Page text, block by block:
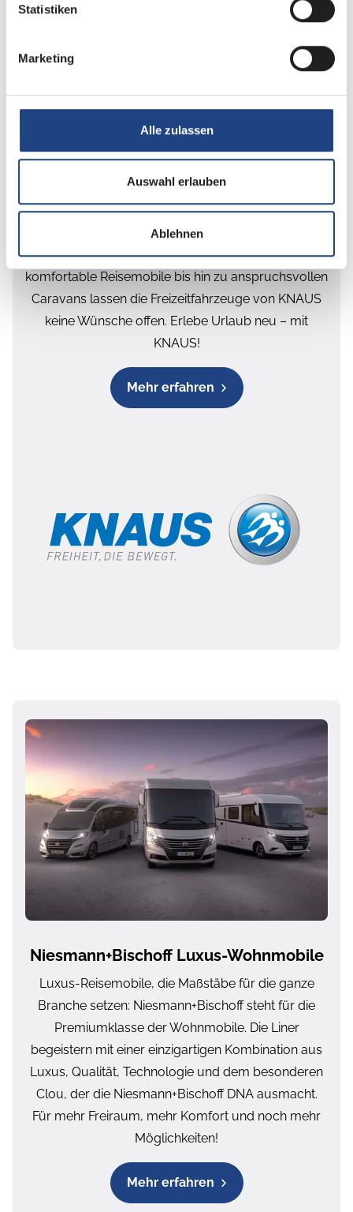
Statistiken
Marketing
Alle zulassen
Auswahl erlauben
Ablehnen
KNAUS Wohnmobile und Wohnwagen
Jederzeit und überall zu Hause sein: Die Marke
KNAUS steht seit über 60 Jahren für Freiheit, die
bewegt. Von kompakten Camper Vans über
komfortable Reisemobile bis hin zu anspruchsvollen
Caravans lassen die Freizeitfahrzeuge von KNAUS
keine Wünsche offen. Erlebe Urlaub neu – mit
KNAUS!
Mehr erfahren
Niesmann+Bischoff Luxus-Wohnmobile
Luxus-Reisemobile, die Maßstäbe für die ganze
Branche setzen: Niesmann+Bischoff steht für die
Premiumklasse der Wohnmobile. Die Liner
begeistern mit einer einzigartigen Kombination aus
Luxus, Qualität, Technologie und dem besonderen
Clou, der die Niesmann+Bischoff DNA ausmacht.
Für mehr Freiraum, mehr Komfort und noch mehr
Möglichkeiten!
Mehr erfahren